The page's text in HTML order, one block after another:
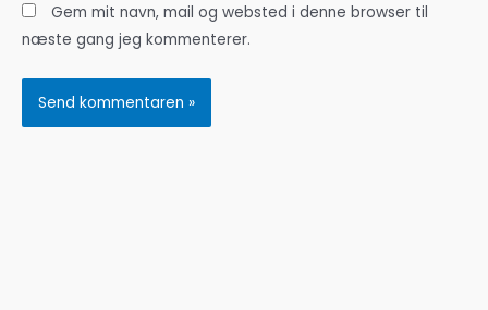
Gem mit navn, mail og websted i denne browser til
næste gang jeg kommenterer.